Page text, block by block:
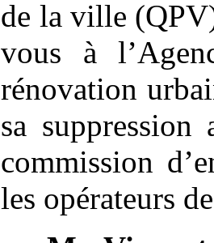
de la ville
vous à
rénovation
sa
commission
les opérateurs